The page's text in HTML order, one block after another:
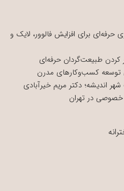
حرفه‌ای برای افزایش فالوور، لایک و
کردن طبیعت‌گردان حرفه‌ای
توسعه کسب‌وکارهای مدرن
اندیشه؛ دکتر مریم خیرآبادی
در تهران